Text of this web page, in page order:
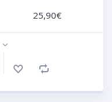
25,90€